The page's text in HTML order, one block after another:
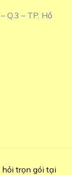
Q.3 – TP. Hồ
hỏi trọn gói tại